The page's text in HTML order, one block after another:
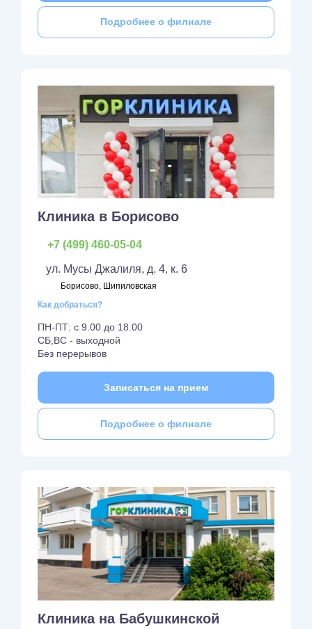
Подробнее о филиале
Клиника в Борисово
+7 (499) 460-05-04
ул. Мусы Джалиля, д. 4, к. 6
Борисово, Шипиловская
Как добраться?
ПН-ПТ: с 9.00 до 18.00
СБ,ВС - выходной
Без перерывов
Записаться на прием
Подробнее о филиале
Клиника на Бабушкинской